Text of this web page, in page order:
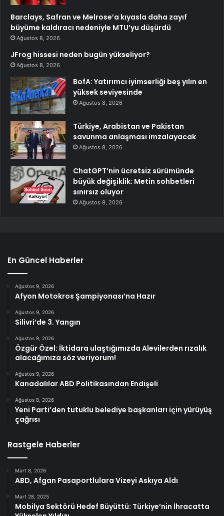
Barclays, Safran ve Melrose’a kıyasla daha zayıf
büyüme kaldıracı nedeniyle MTU’yu düşürdü
Ağustos 8, 2026
JFrog hissesi neden bugün yükseliyor?
Ağustos 8, 2026
BofA: Yatırımcı iyimserliği beş yılın en
yüksek seviyesinde
Ağustos 8, 2026
Türkiye, Arabistan ve Pakistan
savunma anlaşması imzalayacak
Ağustos 8, 2026
ChatGPT’nin ücretsiz sürümünde
büyük değişiklik: Metin sohbetleri
sınırsız oluyor
Ağustos 8, 2026
En Güncel Haberler
Ağustos 9, 2026
Afyon Motokros Şampiyonası’na Hazır
Ağustos 9, 2026
Silivri’de 3. Yangın
Ağustos 9, 2026
Özgür Özel: İktidara ulaştığımızda Alevilerden rızalık
alacağımıza söz veriyorum!
Ağustos 9, 2026
Kanadalılar ABD Politikasından Endişeli
Ağustos 8, 2026
Yeni Parti’den tutuklu belediye başkanları için yürüyüş
çağrısı
Rastgele Haberler
Mart 8, 2026
ABD, Afgan Pasaportlulara Vizeyi Askıya Aldı
Mart 28, 2025
Mobilya Sektörü Hedef Büyüttü: Türkiye’nin İhracatta